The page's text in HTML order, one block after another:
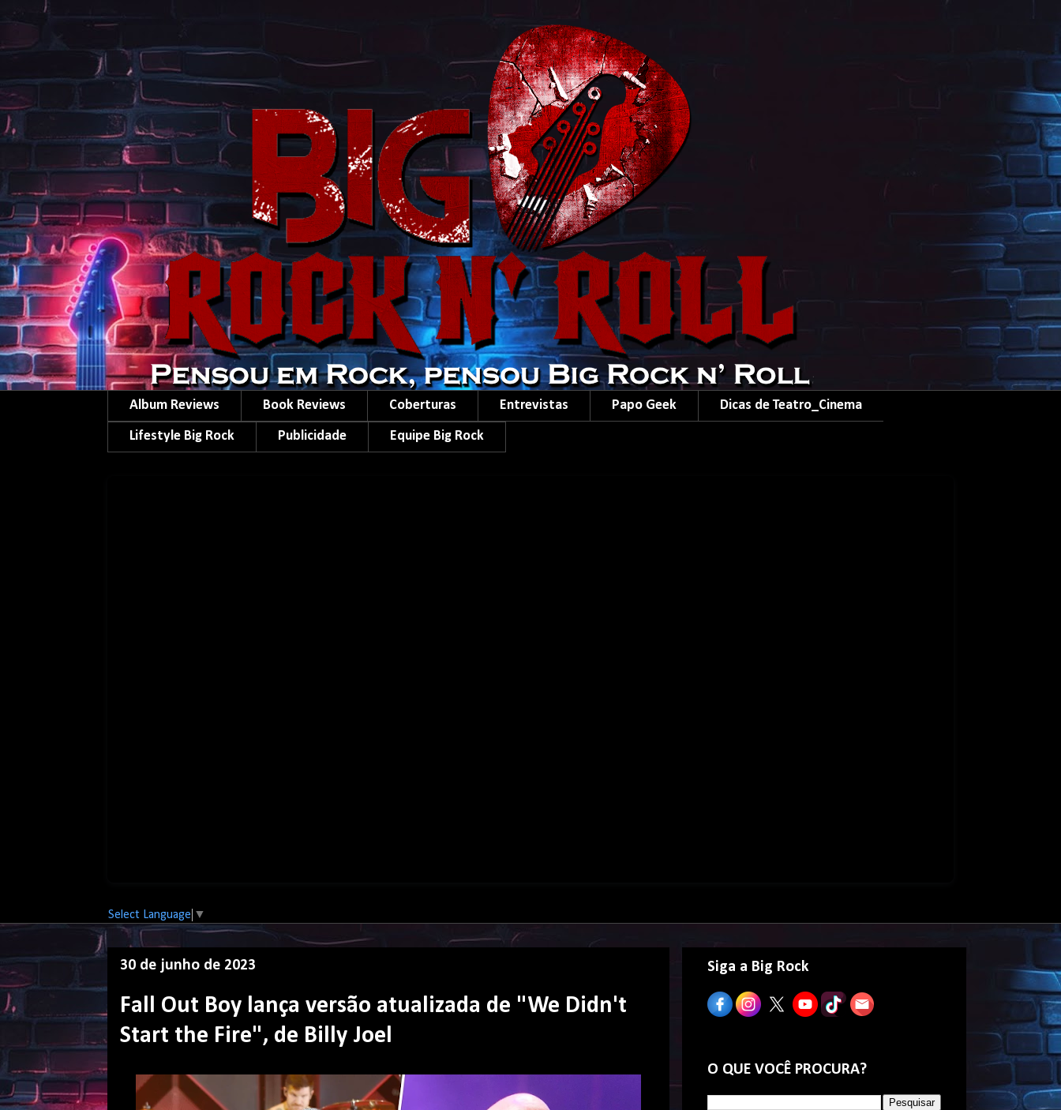
Album Reviews Book Reviews Coberturas Entrevistas Papo Geek Dicas de Teatro_Cinema
Lifestyle Big Rock Publicidade Equipe Big Rock
Select Language ▼
30 de junho de 2023
Fall Out Boy lança versão atualizada de "We Didn't
Start the Fire", de Billy Joel
Siga a Big Rock
O QUE VOCÊ PROCURA?